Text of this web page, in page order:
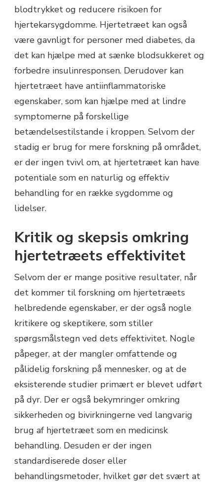
blodtrykket og reducere risikoen for
hjertekarsygdomme. Hjertetræet kan også
være gavnligt for personer med diabetes, da
det kan hjælpe med at sænke blodsukkeret og
forbedre insulinresponsen. Derudover kan
hjertetræet have antiinflammatoriske
egenskaber, som kan hjælpe med at lindre
symptomerne på forskellige
betændelsestilstande i kroppen. Selvom der
stadig er brug for mere forskning på området,
er der ingen tvivl om, at hjertetræet kan have
potentiale som en naturlig og effektiv
behandling for en række sygdomme og
lidelser.
Kritik og skepsis omkring
hjertetræets effektivitet
Selvom der er mange positive resultater, når
det kommer til forskning om hjertetræets
helbredende egenskaber, er der også nogle
kritikere og skeptikere, som stiller
spørgsmålstegn ved dets effektivitet. Nogle
påpeger, at der mangler omfattende og
pålidelig forskning på mennesker, og at de
eksisterende studier primært er blevet udført
på dyr. Der er også bekymringer omkring
sikkerheden og bivirkningerne ved langvarig
brug af hjertetræet som en medicinsk
behandling. Desuden er der ingen
standardiserede doser eller
behandlingsmetoder, hvilket gør det svært at